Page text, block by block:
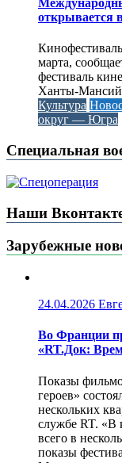
открывается
марта,
фестиваль
Ханты-
Культура
округ — Югра
Специальная
Наши
Зарубежные
24.04.2026
Во Франции
«RT.Док:
Показы
героев»
нескольких
службе RT. «В
всего в
показы